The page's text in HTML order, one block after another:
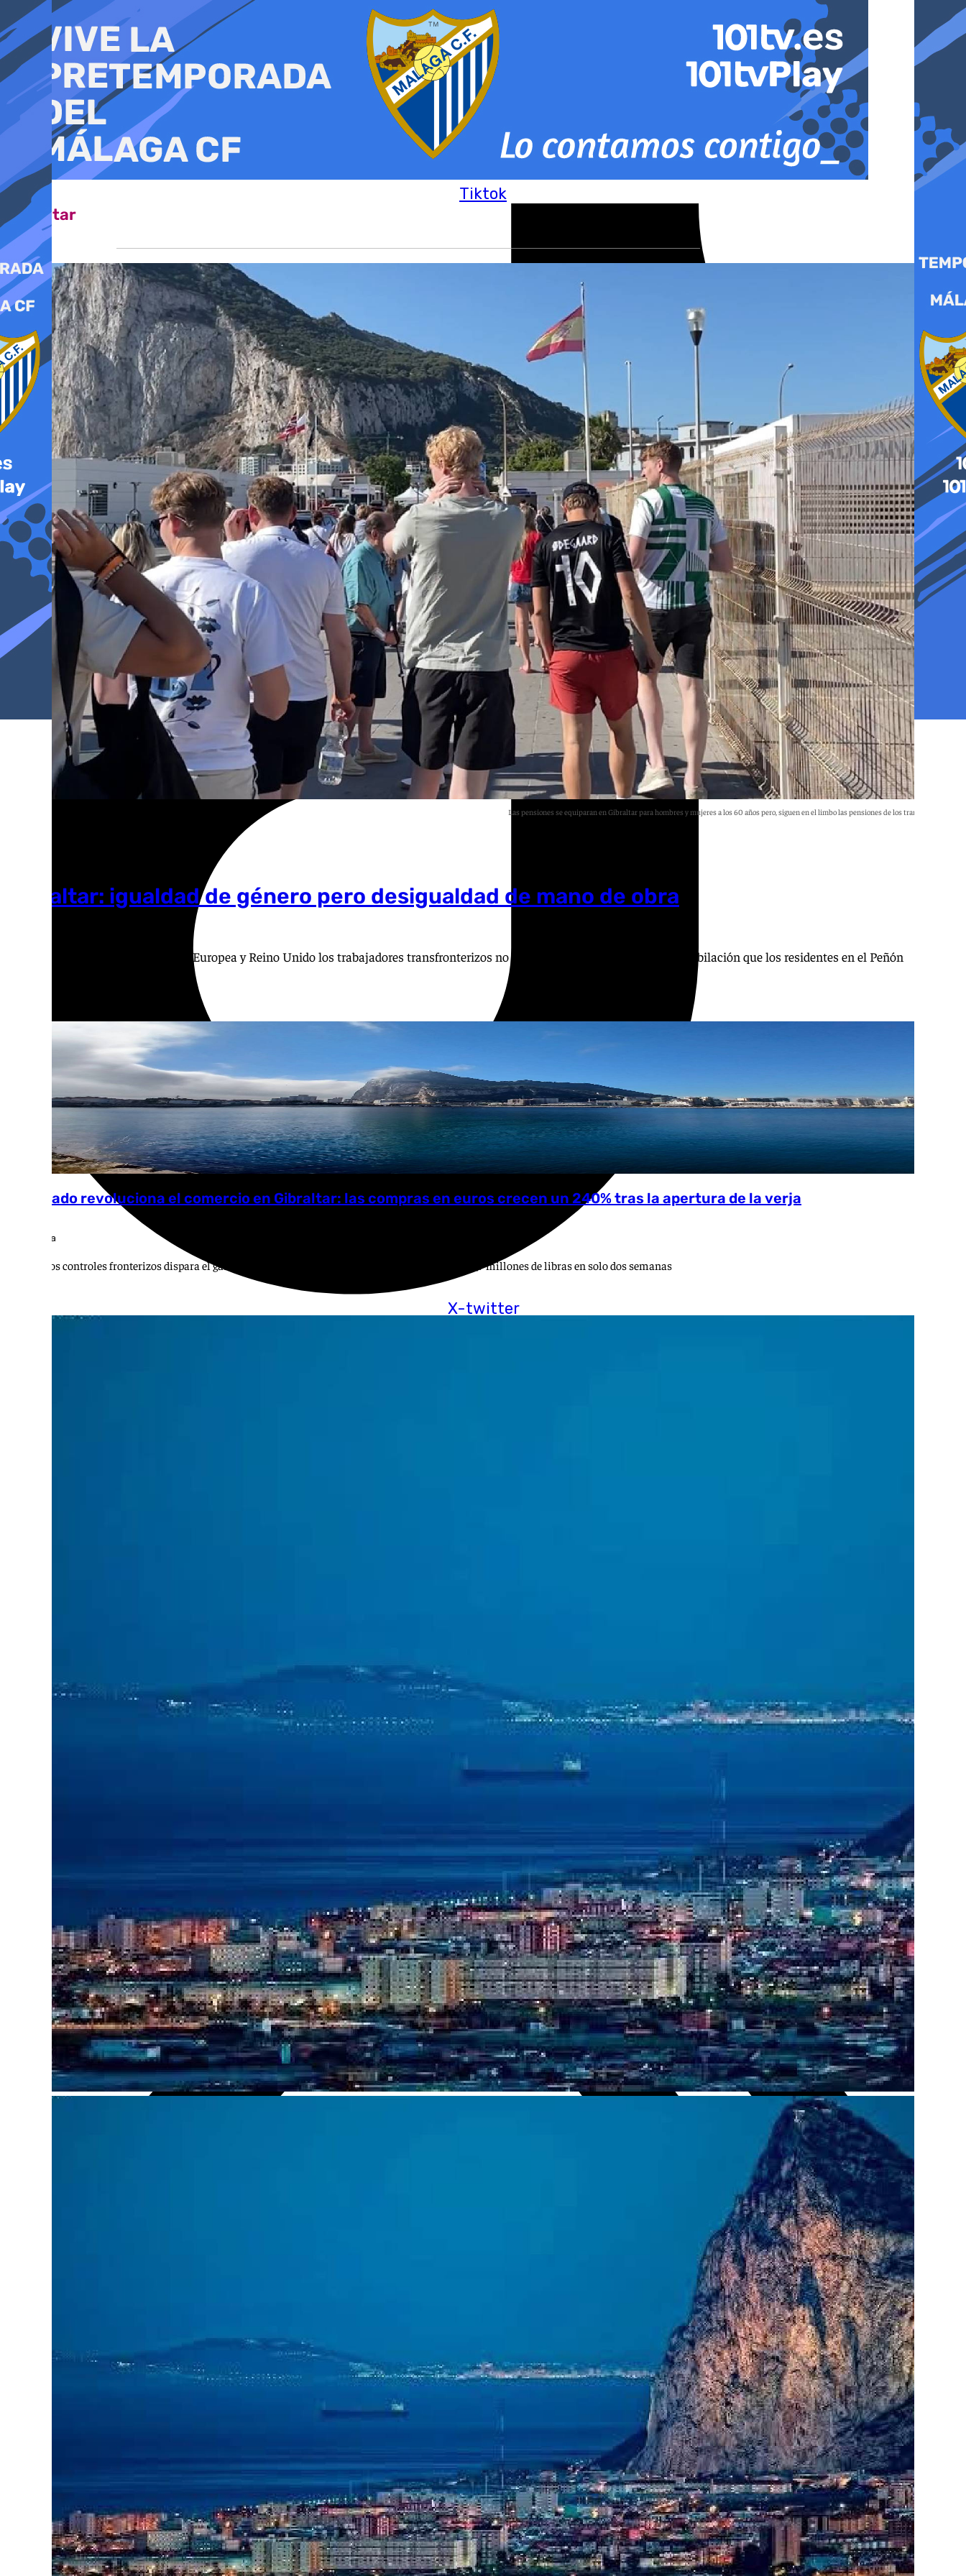
al
contenido
Tiktok
X-twitter
Gibraltar
Las pensiones se equiparan en Gibraltar para hombres y mujeres a los 60 años pero, siguen en el limbo las pensiones de los transfronterizos
Gibraltar: igualdad de género pero desigualdad de mano de obra
A pesar del acuerdo entre la Unión Europea y Reino Unido los trabajadores transfronterizos no tendrán los mismos derechos de jubilación que los residentes en el Peñón
El Tratado revoluciona el comercio en Gibraltar: las compras en euros crecen un 240% tras la apertura de la verja
Ana Villalta
El fin de los controles fronterizos dispara el gasto de los visitantes y reporta una inyección fiscal de 1,7 millones de libras en solo dos semanas